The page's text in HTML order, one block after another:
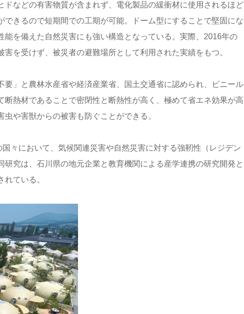
などの有害物質が含まれず、電化製品の緩衝材に使用されるほど
きるので短期間での工期が可能。ドーム型にすることで堅固にな
能を備えた自然災害にも強い構造となっている。実際、2016年の
を受けず、被災者の避難場所として利用された実績をもつ。
」と農林水産省や経済産業省、国土交通省に認められ、ビニール
熱材であることで密閉性と断熱性が高く、極めて省エネ効果が高
や害獣からの被害も防ぐことができる。
々において、気候関連災害や自然災害に対する強靭性（レジデン
究は、石川県の地元企業と教育機関による産学連携の研究開発と
ている。